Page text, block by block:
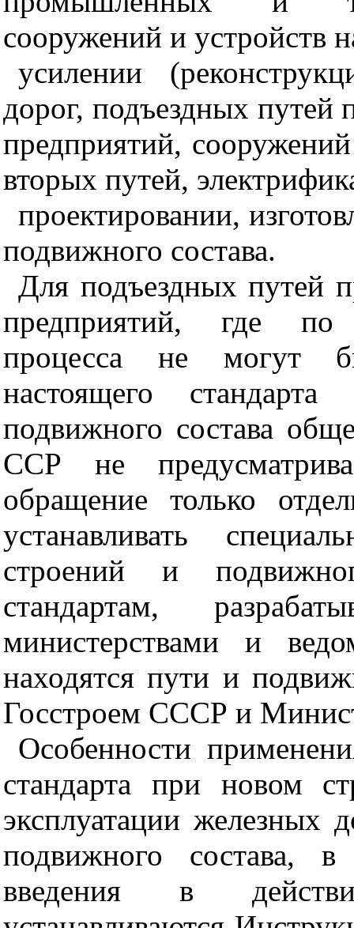
сооружений и устройств
усилении
дорог, подъездных
предприятий,
вторых путей,
проектировании,
подвижного состава.
Для подъездных путей
предприятий, где по
процесса не могут
настоящего
подвижного состава
ССР не
обращение только
устанавливать
строений и
стандартам,
министерствами и
находятся пути и
Госстроем СССР и
Особенности
стандарта при новом
эксплуатации железных
подвижного состава,
введения в